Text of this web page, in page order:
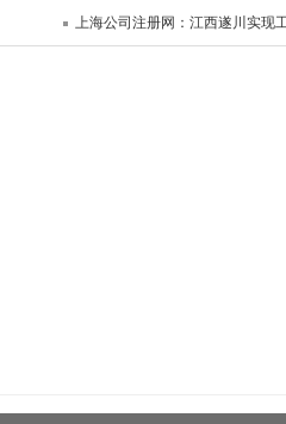
上海公司注册网：江西遂川实现